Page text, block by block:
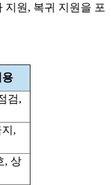
지원, 복귀 지원을 포
검,
,
, 상